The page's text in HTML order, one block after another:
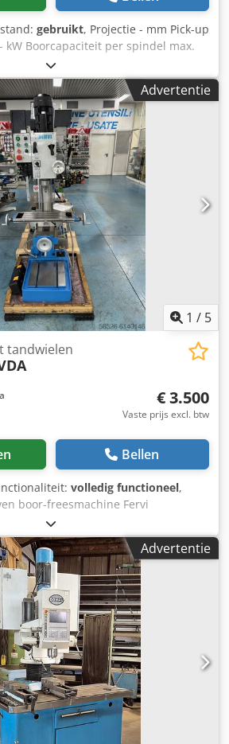
gebruikt, Projectie - mm Pick-up
kW Boorcapaciteit per spindel max.
400 mm Continu toerental max.
Afwsha Totaal benodigd
ca. t Benodigde ruimte ca.
Advertentie
1 / 5
tandwielen
€ 3.500
Vaste prijs excl. btw
Bellen
volledig functioneel,
boor-freesmachine Fervi
400V 1,5 kW NIEUW FABRICAAT “CE”
zolang de voorraad strekt.
De machine kan worden gebruikt
Boorcapaciteit in gietijzer met
Max. boorcapaciteit in staal met
Freescapaciteit met wisselplaatfrees:
Ø 25 mm. Tapcapaciteit: Ø 22
MK 4. Spindelslag: 130 mm.
Kolom: Ø 115 mm. Kopverstelling:
(12 stappen) 75 – 3200 tpm.
Hz driefasig 1,1 – 1,5 kW. Tafelmaten:
12 mm. Maatvoering voet: 648 x 412
740 x 790 x 1960h mm. Gewicht:
Advertentie